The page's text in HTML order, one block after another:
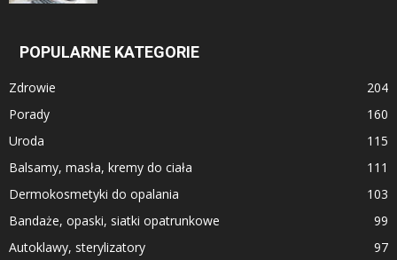
POPULARNE KATEGORIE
Zdrowie
204
Porady
160
Uroda
115
Balsamy, masła, kremy do ciała
111
Dermokosmetyki do opalania
103
Bandaże, opaski, siatki opatrunkowe
99
Autoklawy, sterylizatory
97